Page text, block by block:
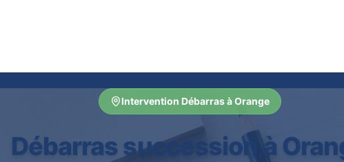
Intervention Débarras à Orange
Débarras succession à